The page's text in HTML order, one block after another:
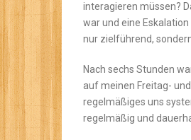
interagieren müssen?
war und eine
nur zielführend,
Nach sechs Stunden
auf meinen Freitag-
regelmäßiges uns
regelmäßig und